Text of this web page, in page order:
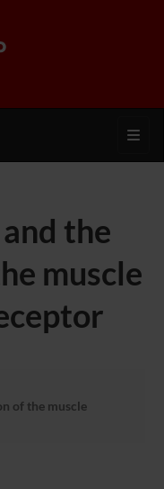
the
muscle
of the muscle